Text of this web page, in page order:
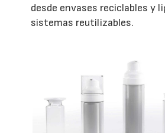
desde envases reciclables y
sistemas reutilizables.